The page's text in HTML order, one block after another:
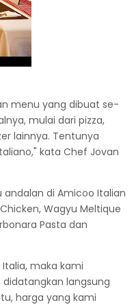
menu yang dibuat se-
mulai dari pizza,
lainnya. Tentunya
kata Chef Jovan
di Amicoo Italian
Wagyu Meltique
Pasta dan
maka kami
langsung
harga yang kami